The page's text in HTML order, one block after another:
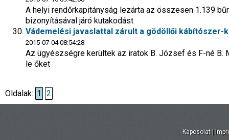
A helyi rendőrkapitányság lezárta az összesen 1.139
bizonyításával járó kutakodást
Vádemelési javaslattal zárult a gödöllői kábítószer-
2015-07-04 08:54:28
Az ügyészségre kerültek az iratok B. József és F-né B.
le őket
Oldalak: 1 2
Kapcsolat |